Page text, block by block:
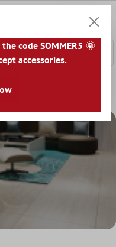
80x80 cm
code SOMMER5 🌞
accessories.